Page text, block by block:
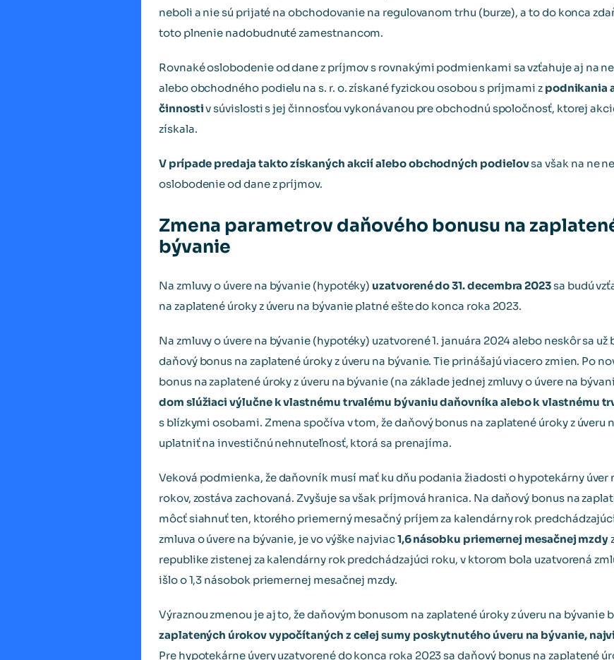
neboli a nie sú prijaté na obchodovanie na regulovanom trhu (burze), a to do konca
toto plnenie nadobudnuté zamestnancom.
Rovnaké oslobodenie od dane z príjmov s rovnakými podmienkami sa vzťahuje aj na
alebo obchodného podielu na s. r. o. získané fyzickou osobou s príjmami z podnikania
činnostiv súvislosti s jej činnosťou vykonávanou pre obchodnú spoločnosť, ktorej
získala.
V prípade predaja takto získaných akcií alebo obchodných podielovsa však na ne
oslobodenie od dane z príjmov.
Zmena parametrov daňového bonusu na
bývanie
Na zmluvy o úvere na bývanie (hypotéky) uzatvorené do 31. decembra 2023sa budú
na zaplatené úroky z úveru na bývanie platné ešte do konca roka 2023.
Na zmluvy o úvere na bývanie (hypotéky) uzatvorené 1. januára 2024 alebo neskôr sa
daňový bonus na zaplatené úroky z úveru na bývanie. Tie prinášajú viacero zmien. Po
bonus na zaplatené úroky z úveru na bývanie (na základe jednej zmluvy o úvere na
dom slúžiaci výlučne k vlastnému trvalému bývaniu daňovníka alebo k vlastnému
s blízkymi osobami. Zmena spočíva v tom, že daňový bonus na zaplatené úroky z úveru
uplatniť na investičnú nehnuteľnosť, ktorá sa prenajíma.
Veková podmienka, že daňovník musí mať ku dňu podania žiadosti o hypotekárny úver
rokov, zostáva zachovaná. Zvyšuje sa však príjmová hranica. Na daňový bonus na
môcť siahnuť ten, ktorého priemerný mesačný príjem za kalendárny rok
zmluva o úvere na bývanie, je vo výške najviac1,6 násobku priemernej mesačnej mzdy
republike zistenej za kalendárny rok predchádzajúci roku, v ktorom bola uzatvorená
išlo o 1,3 násobok priemernej mesačnej mzdy.
Výraznou zmenou je aj to, že daňovým bonusom na zaplatené úroky z úveru na bývanie
zaplatených úrokov vypočítaných z celej sumy poskytnutého úveru na bývanie,
Pre hypotekárne úvery uzatvorené do konca roka 2023 sa daňový bonus na zaplatené